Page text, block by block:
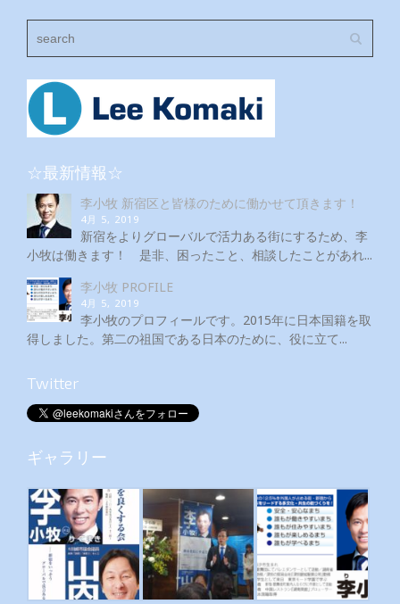
☆最新情報☆
李小牧 新宿区と皆様のために働かせて頂きます！
4月 5, 2019
新宿をよりグローバルで活力ある街にするため、李
小牧は働きます！ 是非、困ったこと、相談したことがあれ...
李小牧 PROFILE
4月 5, 2019
李小牧のプロフィールです。2015年に日本国籍を取
得しました。第二の祖国である日本のために、役に立て...
Twitter
ギャラリー